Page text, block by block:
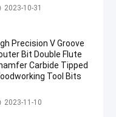
Bit Router
2023-10-31
Precision V Groove
Bit Double Flute
Carbide Tipped
Tool Bits
Bit Router
2023-11-10